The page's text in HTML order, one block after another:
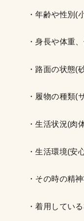
・年齢や性別(
・身長や体重
・路面の状態(
・履物の種類(
・生活状況(肉
・生活環境(安
・その時の精
・着用してい